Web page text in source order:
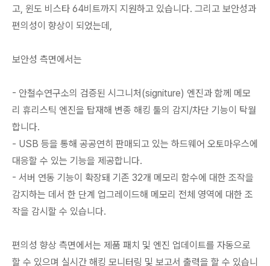
고, 윈도 비스타 64비트까지 지원하고 있습니다. 그리고 보안성과
편의성이 향상이 되었는데,
보안성 측면에서는
- 안철수연구소의 검증된 시그니처(signiture) 엔진과 함께 메모
리 휴리스틱 엔진을 탑재해 변종 해킹 툴의 감지/차단 기능이 탁월
합니다.
- USB 등을 통해 공공연히 판매되고 있는 하드웨어 오토마우스에
대응할 수 있는 기능을 제공합니다.
- 서버 연동 기능이 확장돼 기존 32개 메모리 함수에 대한 조작을
감지하는 데서 한 단계 업그레이드해 메모리 전체 영역에 대한 조
작을 감시할 수 있습니다.
편의성 향상 측면에서는 제품 패치 및 엔진 업데이트를 자동으로
할 수 있으며 실시간 해킹 모니터링 및 보고서 출력을 할 수 있습니